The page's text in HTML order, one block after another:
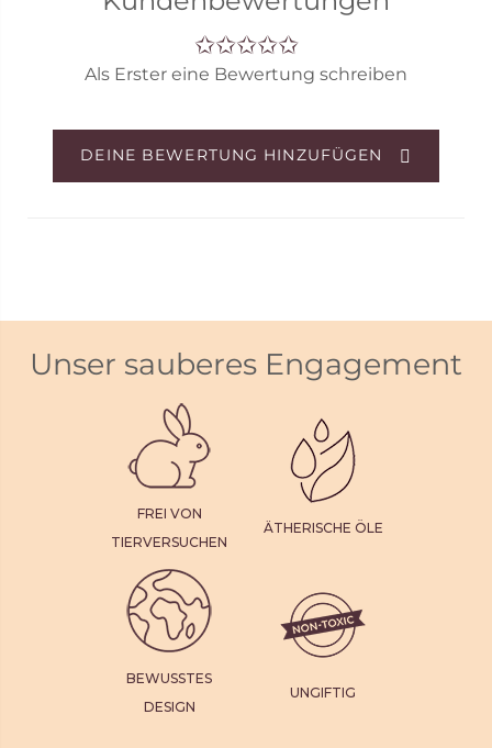
tatsächlichen Gutscheindesign entspricht.
Der Gutschein wird digital versendet.
Als Erster eine Bewertung schreiben
DEINE BEWERTUNG HINZUFÜGEN
Unser sauberes Engagement
FREI VON
TIERVERSUCHEN
ÄTHERISCHE ÖLE
BEWUSSTES
DESIGN
UNGIFTIG